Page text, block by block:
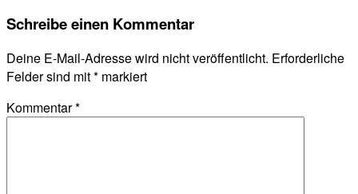
Schreibe einen Kommentar
Deine E-Mail-Adresse wird nicht veröffentlicht. Erforderliche
Felder sind mit* markiert
Kommentar*